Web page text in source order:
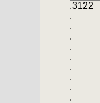
.3122
.
.
.
.
.
.
.
.
. や